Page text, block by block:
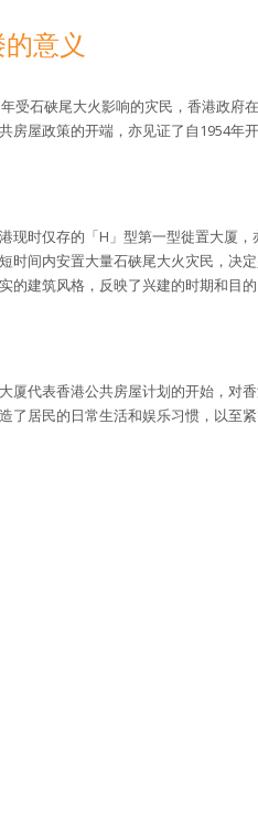
意义
受石硖尾大火影响的灾民，香港政府
房屋政策的开端，亦见证了自1954年
现时仅存的「H」型第一型徙置大厦
时间内安置大量石硖尾大火灾民，决
的建筑风格，反映了兴建的时期和目的
厦代表香港公共房屋计划的开始，对
了居民的日常生活和娱乐习惯，以至紧